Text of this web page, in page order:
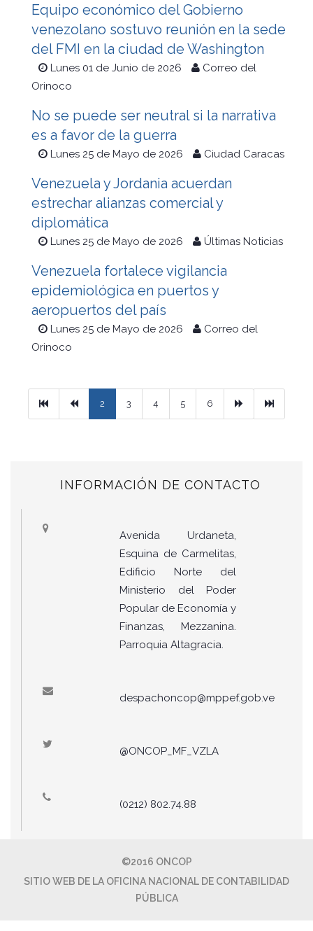
Equipo económico del Gobierno
venezolano sostuvo reunión en la sede
del FMI en la ciudad de Washington
Lunes 01 de Junio de 2026
Correo del
Orinoco
No se puede ser neutral si la narrativa
es a favor de la guerra
Lunes 25 de Mayo de 2026 Ciudad Caracas
Venezuela y Jordania acuerdan
estrechar alianzas comercial y
diplomática
Lunes 25 de Mayo de 2026 Últimas Noticias
Venezuela fortalece vigilancia
epidemiológica en puertos y
aeropuertos del país
Lunes 25 de Mayo de 2026
Correo del
Orinoco
PrimeraPrevious
2 3 4 5 6 Ultimo
INFORMACIÓN DE CONTACTO
Avenida Urdaneta,
Esquina de Carmelitas,
Edificio Norte del
Ministerio del Poder
Popular de Economía y
Finanzas, Mezzanina.
Parroquia Altagracia.
despachoncop@mppef.gob.ve
@ONCOP_MF_VZLA
(0212) 802.74.88
©2016 ONCOP
SITIO WEB DE LA OFICINA NACIONAL DE CONTABILIDAD
PÚBLICA